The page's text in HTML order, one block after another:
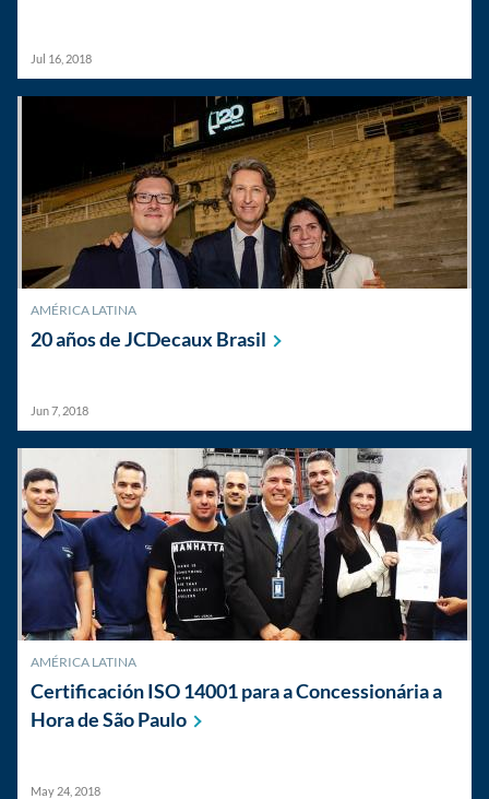
Jul 16, 2018
AMÉRICA LATINA
20 años de JCDecauxBrasil
Jun 7, 2018
AMÉRICA LATINA
Certificación ISO 14001 para a Concessionária a
Hora de SãoPaulo
May 24, 2018